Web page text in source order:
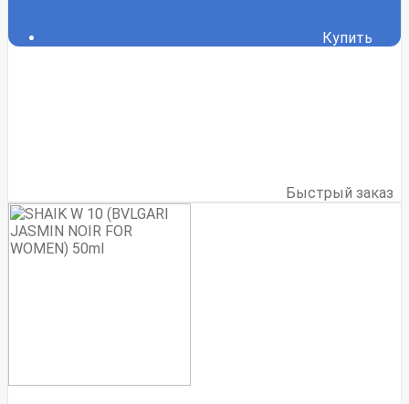
Купить
Быстрый заказ